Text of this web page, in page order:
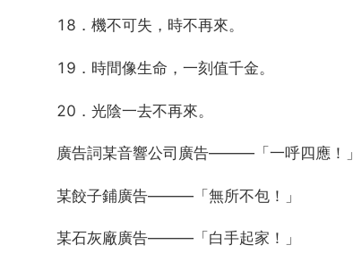
18．機不可失，時不再來。
19．時間像生命，一刻值千金。
20．光陰一去不再來。
廣告詞某音響公司廣告———「一呼四應！」
某餃子鋪廣告———「無所不包！」
某石灰廠廣告———「白手起家！」